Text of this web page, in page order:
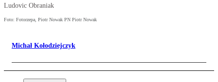
Ludovic Obraniak
Foto: Fotorzepa, Piotr Nowak PN Piotr Nowak
Michał Kołodziejczyk